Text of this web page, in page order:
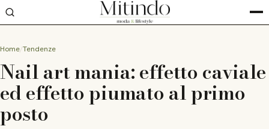
Home Tendenze
Nail art mania: effetto caviale
ed effetto piumato al primo
posto